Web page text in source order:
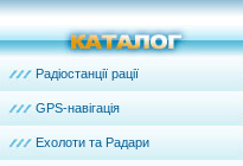
Радіостанції рації
GPS-навігація
Ехолоти та Радари